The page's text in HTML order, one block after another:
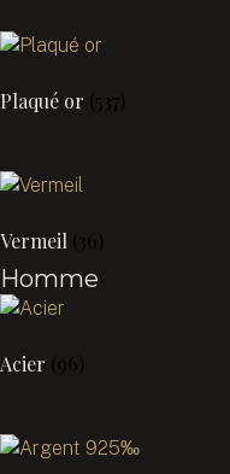
Plaqué or (537)
Vermeil (36)
Homme
Acier (96)